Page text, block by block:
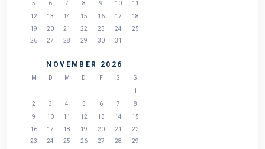
5
6 7 8 9 10
11
12
13 14 15 16 17
18
19
20 21 22 23 24
25
26
27 28 29 30 31
NOVEMBER 2026
M D M D F S
S
1
2
3 4 5 6 7
8
9
10 11 12 13 14
15
16
17 18 19 20 21
22
23
24 25 26 27 28
29